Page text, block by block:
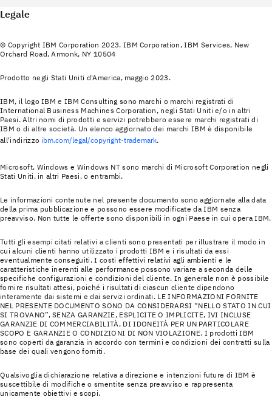
Legale
© Copyright IBM Corporation 2023. IBM Corporation, IBM Services, New
Orchard Road, Armonk, NY 10504
Prodotto negli Stati Uniti d'America, maggio 2023.
IBM, il logo IBM e IBM Consulting sono marchi o marchi registrati di
International Business Machines Corporation, negli Stati Uniti e/o in altri
Paesi. Altri nomi di prodotti e servizi potrebbero essere marchi registrati di
IBM o di altre società. Un elenco aggiornato dei marchi IBM è disponibile
all'indirizzo ibm.com/legal/copyright-trademark.
Microsoft, Windows e Windows NT sono marchi di Microsoft Corporation negli
Stati Uniti, in altri Paesi, o entrambi.
Le informazioni contenute nel presente documento sono aggiornate alla data
della prima pubblicazione e possono essere modificate da IBM senza
preavviso. Non tutte le offerte sono disponibili in ogni Paese in cui opera IBM.
Tutti gli esempi citati relativi a clienti sono presentati per illustrare il modo in
cui alcuni clienti hanno utilizzato i prodotti IBM e i risultati da essi
eventualmente conseguiti. I costi effettivi relativi agli ambienti e le
caratteristiche inerenti alle performance possono variare a seconda delle
specifiche configurazioni e condizioni del cliente. In generale non è possibile
fornire risultati attesi, poiché i risultati di ciascun cliente dipendono
interamente dai sistemi e dai servizi ordinati. LE INFORMAZIONI FORNITE
NEL PRESENTE DOCUMENTO SONO DA CONSIDERARSI “NELLO STATO IN CUI
SI TROVANO”, SENZA GARANZIE, ESPLICITE O IMPLICITE, IVI INCLUSE
GARANZIE DI COMMERCIABILITÀ, DI IDONEITÀ PER UN PARTICOLARE
SCOPO E GARANZIE O CONDIZIONI DI NON VIOLAZIONE. I prodotti IBM
sono coperti da garanzia in accordo con termini e condizioni dei contratti sulla
base dei quali vengono forniti.
Qualsivoglia dichiarazione relativa a direzione e intenzioni future di IBM è
suscettibile di modifiche o smentite senza preavviso e rappresenta
unicamente obiettivi e scopi.